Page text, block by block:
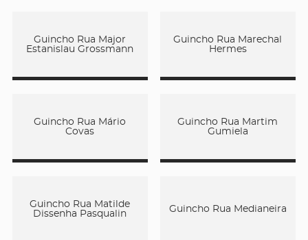
Guincho Rua Major
Estanislau Grossmann
Guincho Rua Marechal
Hermes
Guincho Rua Mário
Covas
Guincho Rua Martim
Gumiela
Guincho Rua Matilde
Dissenha Pasqualin
Guincho Rua Medianeira